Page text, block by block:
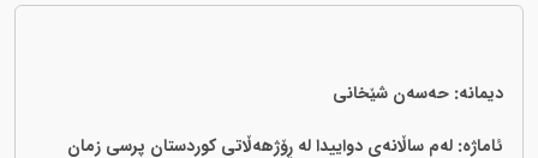
دیمانە: حەسەن شێخانی
ئاماژە: لەم ساڵانەی دواییدا لە ڕۆژهەڵاتی کوردستان پرسی زمان